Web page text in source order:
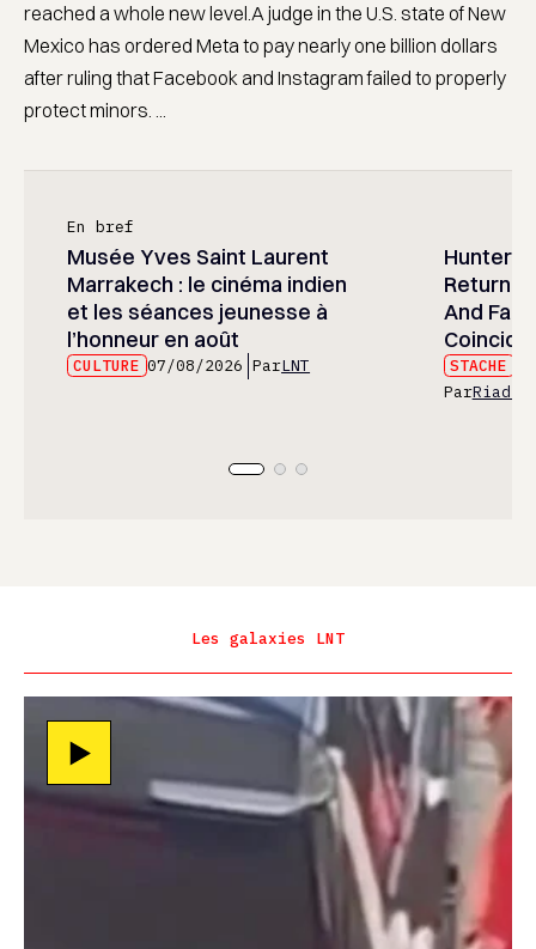
reached a whole new level.A judge in the U.S. state of New
Mexico has ordered Meta to pay nearly one billion dollars
after ruling that Facebook and Instagram failed to properly
protect minors. ...
En bref
Musée Yves Saint Laurent
Marrakech : le cinéma indien
et les séances jeunesse à
l’honneur en août
CULTURE 07/08/2026 ParLNT
Hunter
And
STACHE
ParRiad
Les galaxies LNT